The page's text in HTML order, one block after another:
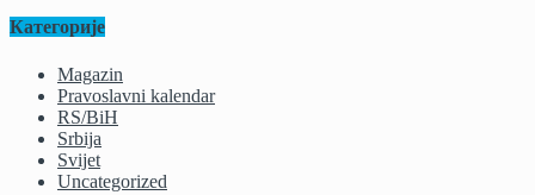
Категорије
Magazin
Pravoslavni kalendar
RS/BiH
Srbija
Svijet
Uncategorized